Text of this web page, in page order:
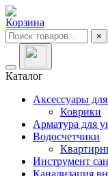
Корзина
×
Каталог
Аксессуары
Коврики
Арматура для
Водосчетчики
Инструмент
Канализация